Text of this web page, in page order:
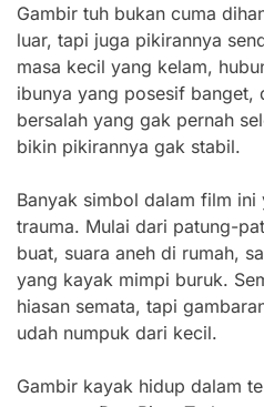
Gambir tuh bukan cuma
luar, tapi juga pikirannya
masa kecil yang kelam,
ibunya yang posesif banget,
bersalah yang gak pernah
bikin pikirannya gak stabil.
Banyak simbol dalam film ini
trauma. Mulai dari patung-
buat, suara aneh di rumah,
yang kayak mimpi buruk.
hiasan semata, tapi
udah numpuk dari kecil.
Gambir kayak hidup dalam